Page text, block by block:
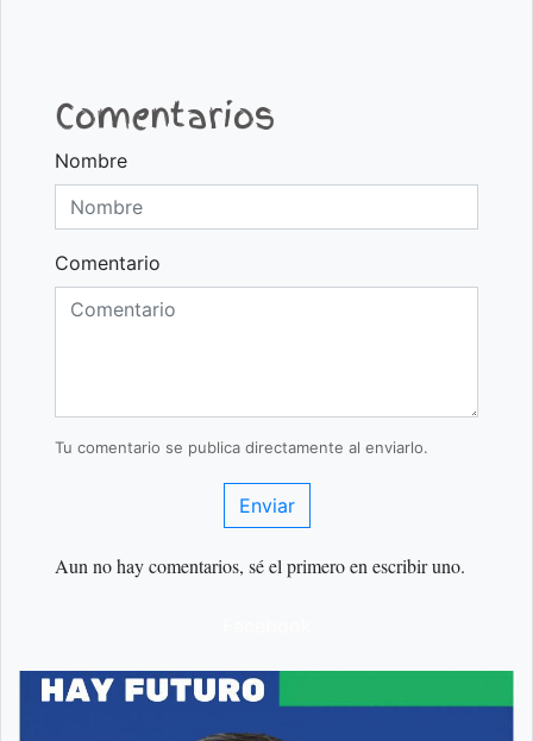
Comentarios
Nombre
Comentario
Tu comentario se publica directamente al enviarlo.
Enviar
Aun no hay comentarios, sé el primero en escribir uno.